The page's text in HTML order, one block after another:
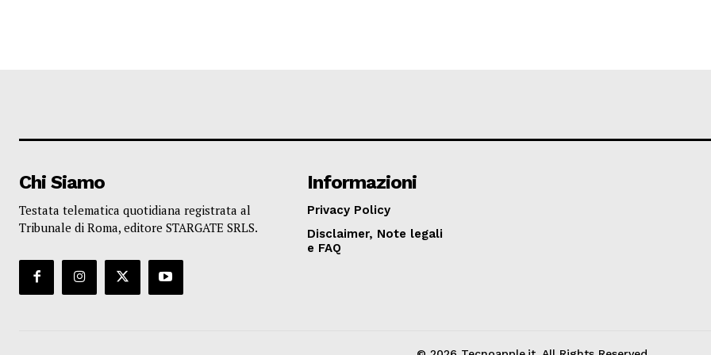
Chi Siamo
Testata telematica quotidiana registrata al
Tribunale di Roma, editore STARGATE SRLS.
Informazioni
Privacy Policy
Disclaimer, Note legali
e FAQ